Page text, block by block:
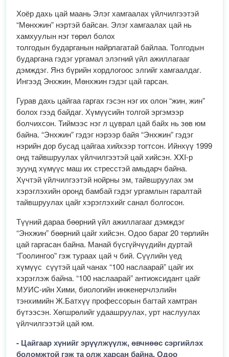
Хоёр дахь цай маань Элэг хамгаалах үйлчилгээтэй
“Мөнхжин” нэртэй байсан. Элэг хамгаалах цай нь
хамхуулын нэг төрөл болох
толгодын бударганын найрлагатай байлаа. Толгодын
бударгана гэдэг ургамал элэгний үйл ажиллагааг
дэмждэг. Янз бүрийн хордлогоос элгийг хамгаалдаг.
Ингээд Энхжин, Мөнхжин гэдэг цай гарсан.
Гурав дахь цайгаа гаргах гэсэн нэг их олон “жин, жин”
болох гээд байдаг. Хүмүүсийн толгой эргэмээр
болчихсон. Тиймээс нэг л цуврал цай байх нь зөв юм
байна. “Энхжин” гэдэг нэрээр байя “Энхжин” гэдэг
нэрийн дор бусад цайгаа хийхээр тогтсон. Ийнхүү 1999
онд тайвшруулах үйлчилгээтэй цай хийсэн. XXI-р
зуунд хүмүүс маш их стресстэй амьдарч байна.
Хүчтэй үйлчилгээтэй нойрны эм, тайвшруулах эм
хэрэглэхийн оронд бамбай гэдэг ургамлын гаралтай
тайвшруулах цайг хэрэглэхийг санал болгосон.
Түүний дараа бөөрний үйл ажиллагааг дэмждэг
“Энхжин” бөөрний цайг хийсэн. Одоо бараг 20 төрлийн
цай гаргасан байна. Манай бүсгүйчүүдийн дуртай
“Гоолингоо” гэж тураах цай ч бий. Сүүлийн үед
хүмүүс сүүтэй цай чанах “100 наслаарай” цайг их
хэрэглэж байна. “100 наслаарай” антиоксидант цайг
МУИС-ийн Хими, биологийн инженерчлэлийн
тэнхимийн Ж.Батхүү профессорын багтай хамтран
бүтээсэн. Хөгшрөлийг удаашруулах, урт наслуулах
үйлчилгээтэй цай юм.
- Цайгаар хүнийг эрүүлжүүлж, өвчнөөс сэргийлэх
боломжтой гэж та олж харсан байна. Одоо